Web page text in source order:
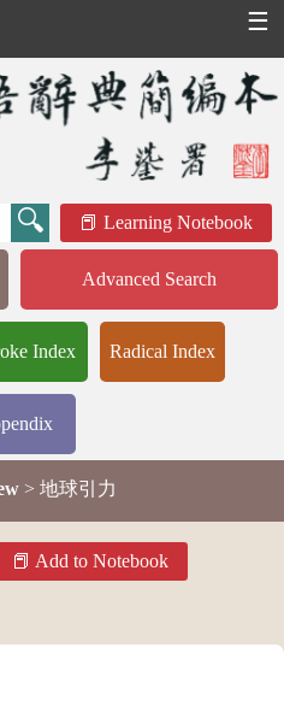
☰
Learning Notebook
Advanced Search
Index Radical Index
> 地球引力
Add to Notebook